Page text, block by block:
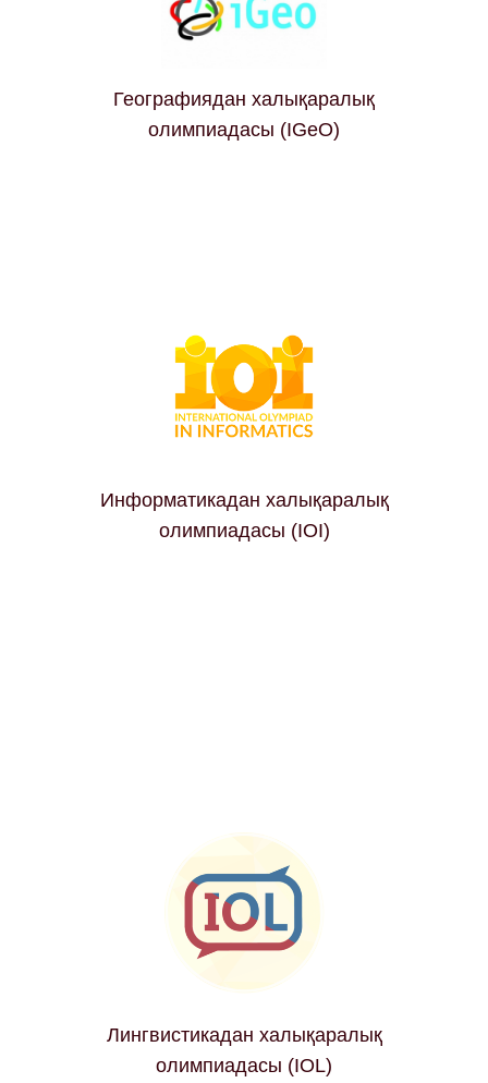
Географиядан халықаралық
олимпиадасы (IGeO)
Информатикадан халықаралық
олимпиадасы (IOI)
Лингвистикадан халықаралық
олимпиадасы (IOL)